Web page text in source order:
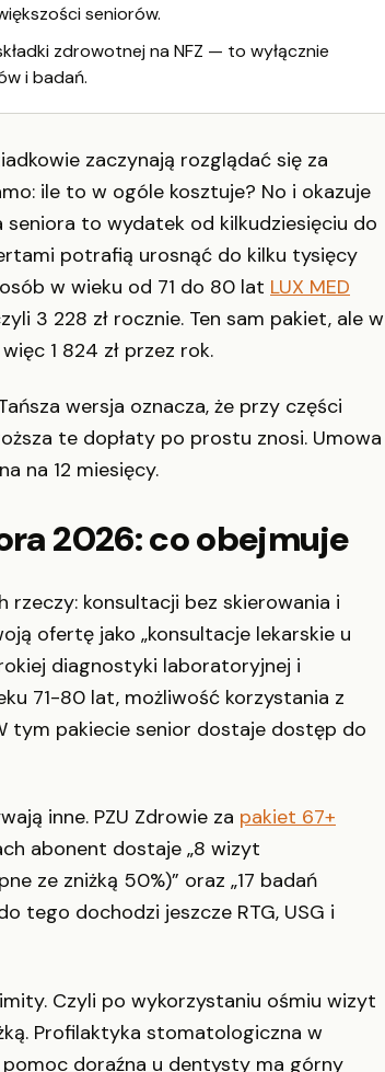
seniorów.
zdrowotnej na NFZ — to wyłącznie
i badań.
zaczynają rozglądać się za
ile to w ogóle kosztuje? No i okazuje
to wydatek od kilkudziesięciu do
potrafią urosnąć do kilku tysięcy
w wieku od 71 do 80 lat LUX MED
3 228 zł rocznie. Ten sam pakiet, ale w
1 824 zł przez rok.
wersja oznacza, że przy części
te dopłaty po prostu znosi. Umowa
na 12 miesięcy.
2026: co obejmuje
konsultacji bez skierowania i
ofertę jako „konsultacje lekarskie u
diagnostyki laboratoryjnej i
71-80 lat, możliwość korzystania z
tym pakiecie senior dostaje dostęp do
inne. PZU Zdrowie za pakiet 67+
abonent dostaje „8 wizyt
ze zniżką 50%)” oraz „17 badań
tego dochodzi jeszcze RTG, USG i
Czyli po wykorzystaniu ośmiu wizyt
Profilaktyka stomatologiczna w
pomoc doraźna u dentysty ma górny